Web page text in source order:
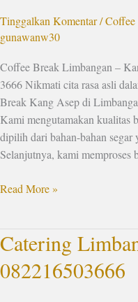
Tinggalkan Komentar/
gunawanw30
Coffee Break Limbangan –
3666 Nikmati cita rasa asli
Break Kang Asep di
Kami mengutamakan kualitas
dipilih dari bahan-bahan segar
Selanjutnya, kami memproses
082216503666
Read More »
Catering
082216503666
Catering
Limbangan
–